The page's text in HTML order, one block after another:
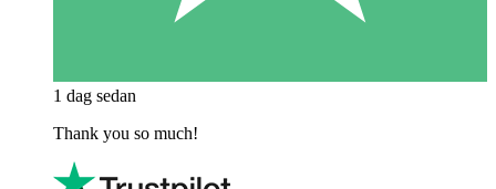
1 dag sedan
Thank you so much!